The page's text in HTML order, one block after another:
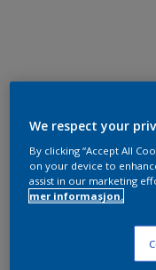
We respect your
By clicking “Accept All
on your device to
assist in our marketing
mer informasjon.